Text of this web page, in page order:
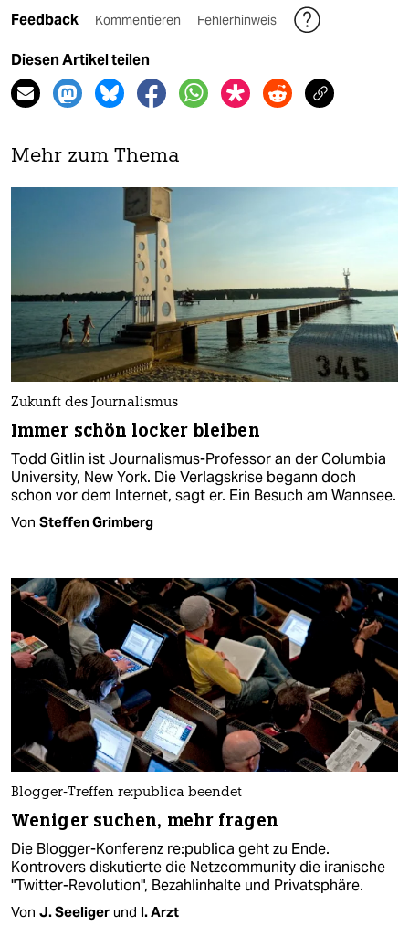
Feedback Kommentieren Fehlerhinweis
Diesen Artikel teilen
Mehr zum Thema
Zukunft des Journalismus
Immer schön locker bleiben
Todd Gitlin ist Journalismus-Professor an der Columbia
University, New York. Die Verlagskrise begann doch
schon vor dem Internet, sagt er. Ein Besuch am Wannsee.
Von Steffen Grimberg
Blogger-Treffen re:publica beendet
Weniger suchen, mehr fragen
Die Blogger-Konferenz re:publica geht zu Ende.
Kontrovers diskutierte die Netzcommunity die iranische
"Twitter-Revolution", Bezahlinhalte und Privatsphäre.
Von J. Seeliger und I. Arzt